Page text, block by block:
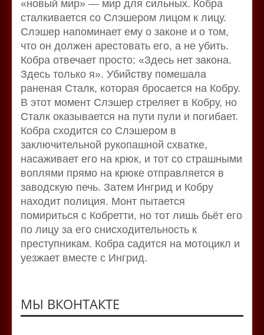
«новый мир» — мир для сильных. Кобра
сталкивается со Слэшером лицом к лицу.
Слэшер напоминает ему о законе и о том,
что он должен арестовать его, а не убить.
Кобра отвечает просто: «Здесь нет закона.
Здесь только я». Убийству помешала
раненая Сталк, которая бросается на Кобру.
В этот момент Слэшер стреляет в Кобру, но
Сталк оказывается на пути пули и погибает.
Кобра сходится со Слэшером в
заключительной рукопашной схватке,
насаживает его на крюк, и тот со страшными
воплями прямо на крюке отправляется в
заводскую печь. Затем Ингрид и Кобру
находит полиция. Монт пытается
помириться с Кобретти, но тот лишь бьёт его
по лицу за его снисходительность к
преступникам. Кобра садится на мотоцикл и
уезжает вместе с Ингрид.
МЫ ВКОНТАКТЕ